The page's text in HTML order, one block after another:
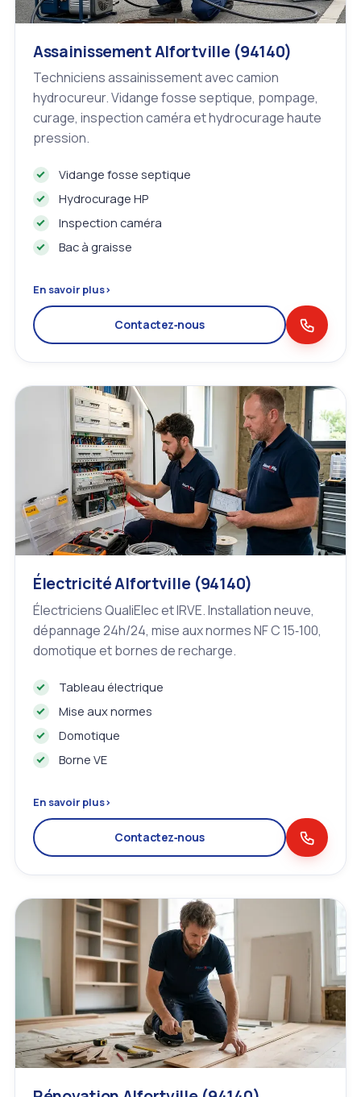
Assainissement Alfortville (94140)
Techniciens assainissement avec camion
hydrocureur. Vidange fosse septique, pompage,
curage, inspection caméra et hydrocurage haute
pression.
Vidange fosse septique
Hydrocurage HP
Inspection caméra
Bac à graisse
En savoir plus›
Contactez‑nous
Électricité Alfortville (94140)
Électriciens QualiElec et IRVE. Installation neuve,
dépannage 24h/24, mise aux normes NF C 15‑100,
domotique et bornes de recharge.
Tableau électrique
Mise aux normes
Domotique
Borne VE
En savoir plus›
Contactez‑nous